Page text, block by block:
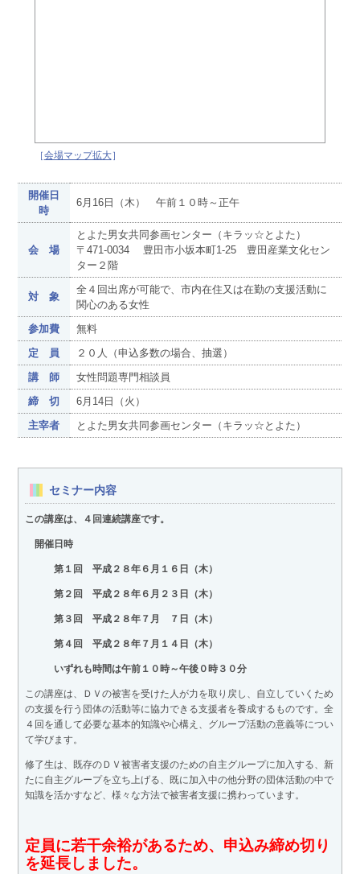
［会場マップ拡大］
開催日
時
6月16日（木） 午前１０時～正午
会 場
とよた男女共同参画センター（キラッ☆とよた）
〒471-0034 豊田市小坂本町1-25 豊田産業文化セン
ター２階
対 象
全４回出席が可能で、市内在住又は在勤の支援活動に
関心のある女性
参加費
無料
定 員
２０人（申込多数の場合、抽選）
講 師
女性問題専門相談員
締 切
6月14日（火）
主宰者
とよた男女共同参画センター（キラッ☆とよた）
セミナー内容
この講座は、４回連続講座です。
開催日時
第１回 平成２８年６月１６日（木）
第２回 平成２８年６月２３日（木）
第３回 平成２８年７月 ７日（木）
第４回 平成２８年７月１４ 日（木）
いずれも時間は午前１０時～午後０時３０分
この講座は、ＤＶの被害を受けた人が力を取り戻し、自立していくため
の支援を行う団体の活動等に協力できる支援者を養成するものです。全
４回を通して必要な基本的知識や心構え、グループ活動の意義等につい
て学びます。
修了生は、既存のＤＶ被害者支援のための自主グループに加入する、新
たに自主グループを立ち上げる、既に加入中の他分野の団体活動の中で
知識を活かすなど、様々な方法で被害者支援に携わっています。
定員に若干余裕があるため、申込み締め切り
を延長しました。